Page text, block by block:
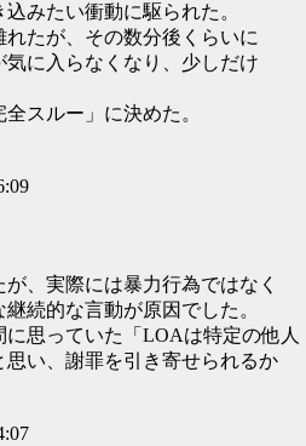
みたい衝動に駆られた。
たが、その数分後くらいに
に入らなくなり、少しだけ
スルー」に決めた。
、実際には暴力行為ではなく
続的な言動が原因でした。
思っていた「LOAは特定の他人
い、謝罪を引き寄せられるか